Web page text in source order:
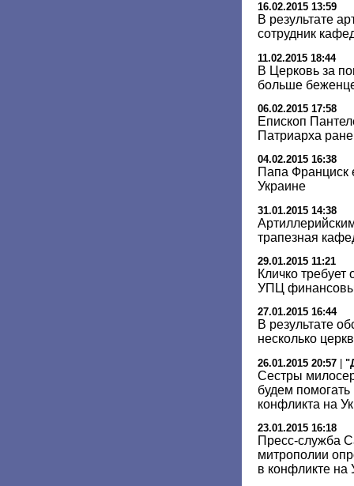
16.02.2015 13:59
В результате
сотрудник
11.02.2015 18:44
В Церковь за
больше
06.02.2015 17:58
Епископ
Патриарха
04.02.2015 16:38
Папа Франциск
Украине
31.01.2015 14:38
трапезная
29.01.2015 11:21
Кличко
УПЦ
27.01.2015 16:44
В результате
несколько
26.01.2015 20:57 |
Сестры
будем
конфликта на
23.01.2015 16:18
Пресс-служба
митрополии
в конфликте на